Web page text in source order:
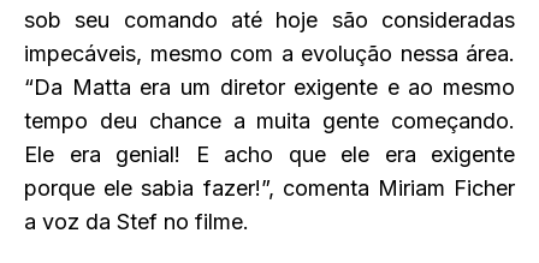
sob seu comando até hoje são consideradas
impecáveis, mesmo com a evolução nessa área.
“Da Matta era um diretor exigente e ao mesmo
tempo deu chance a muita gente começando.
Ele era genial! E acho que ele era exigente
porque ele sabia fazer!”, comenta Miriam Ficher
a voz da Stef no filme.